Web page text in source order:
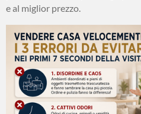
e al miglior prezzo.